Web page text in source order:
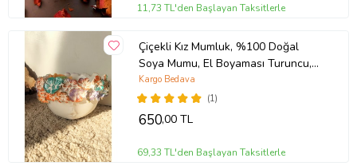
11,73 TL'den Başlayan Taksitlerle
Çiçekli Kız Mumluk, %100 Doğal
Soya Mumu, El Boyaması Turuncu,
Turkuaz Detaylar
(1)
Kargo Bedava
650,00 TL
69,33 TL'den Başlayan Taksitlerle